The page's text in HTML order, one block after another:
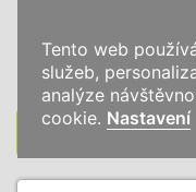
Tento web
služeb,
analýze
cookie. Nastavení